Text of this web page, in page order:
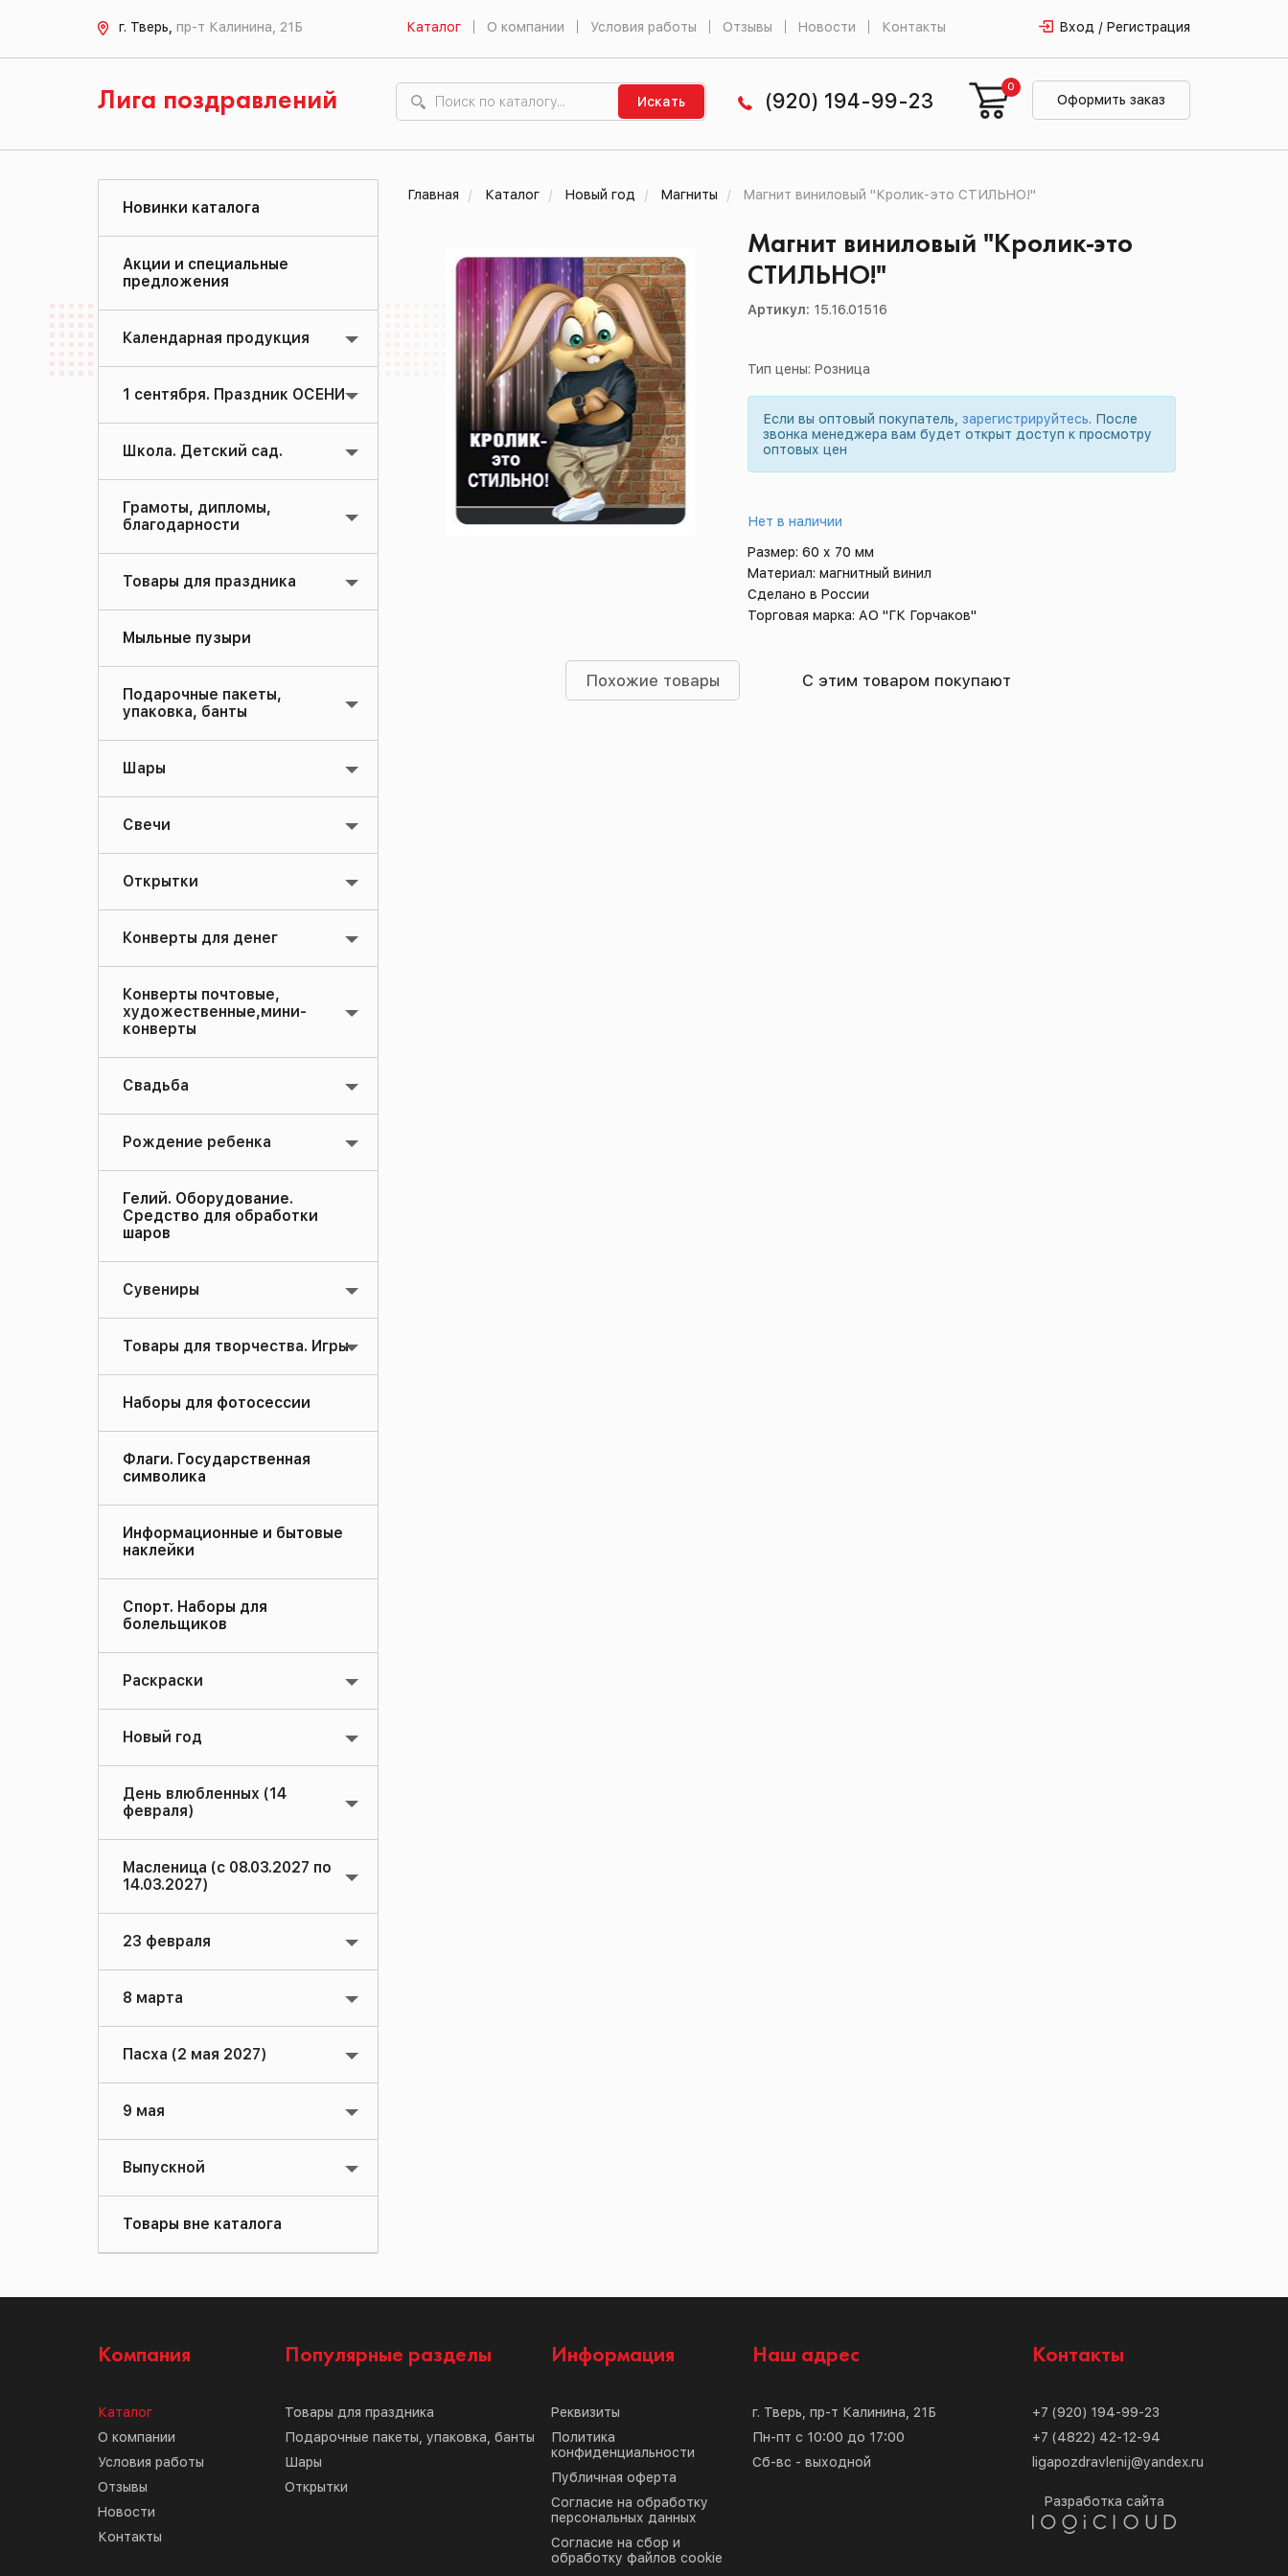
г. Тверь, пр-т Калинина, 21Б Каталог О компании Условия работы Отзывы Новости Контакты Вход / Регистрация
Лига поздравлений Искать (920) 194-99-23 Оформить заказ
0
Новинки каталога
Акции и специальные
предложения
Календарная продукция
1 сентября. Праздник ОСЕНИ
Школа. Детский сад.
Грамоты, дипломы,
благодарности
Товары для праздника
Мыльные пузыри
Подарочные пакеты,
упаковка, банты
Шары
Свечи
Открытки
Конверты для денег
Конверты почтовые,
художественные,мини-
конверты
Свадьба
Рождение ребенка
Гелий. Оборудование.
Средство для обработки
шаров
Сувениры
Товары для творчества. Игры
Наборы для фотосессии
Флаги. Государственная
символика
Информационные и бытовые
наклейки
Спорт. Наборы для
болельщиков
Раскраски
Новый год
День влюбленных (14
февраля)
Масленица (с 08.03.2027 по
14.03.2027)
23 февраля
8 марта
Пасха (2 мая 2027)
9 мая
Выпускной
Товары вне каталога
Главная Каталог Новый год Магниты Магнит виниловый "Кролик-это СТИЛЬНО!"
Магнит виниловый "Кролик-это
СТИЛЬНО!"
Артикул: 15.16.01516
Тип цены: Розница
Если вы оптовый покупатель,зарегистрируйтесь. После
звонка менеджера вам будет открыт доступ к просмотру
оптовых цен
Нет в наличии
Размер: 60 х 70 мм
Материал: магнитный винил
Сделано в России
Торговая марка: АО "ГК Горчаков"
Похожие товары С этим товаром покупают
Компания
Каталог
О компании
Условия работы
Отзывы
Новости
Контакты
Популярные разделы
Товары для праздника
Подарочные пакеты, упаковка, банты
Шары
Открытки
Информация
Реквизиты
Политика
конфиденциальности
Публичная оферта
Согласие на обработку
персональных данных
Согласие на сбор и
обработку файлов cookie
Наш адрес
г. Тверь, пр-т Калинина, 21Б
Пн-пт с 10:00 до 17:00
Сб-вс - выходной
Контакты
+7 (920) 194-99-23
+7 (4822) 42-12-94
ligapozdravlenij@yandex.ru
Разработка сайта